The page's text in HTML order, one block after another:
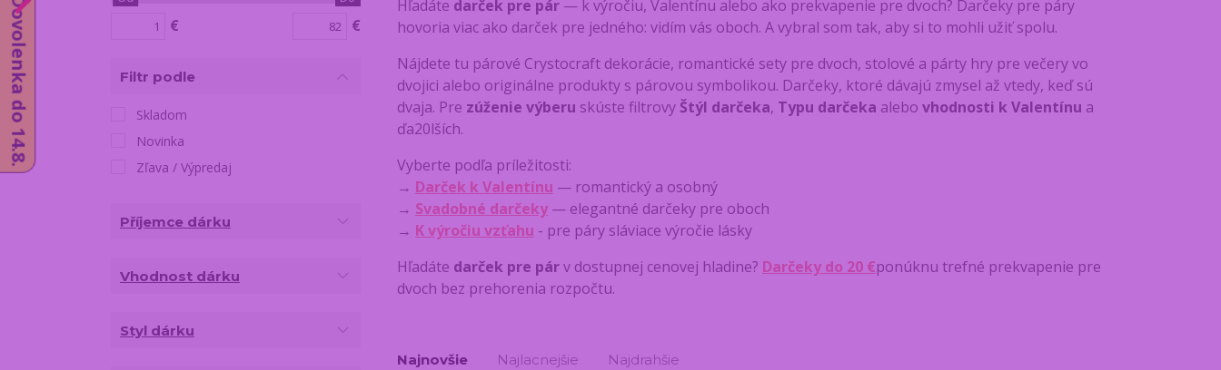
Hľadáte darček pre pár— k výročiu, Valentínu alebo ako prekvapenie pre dvoch? Darčeky pre páry
hovoria viac ako darček pre jedného: vidím vás oboch. A vybral som tak, aby si to mohli užiť spolu.
Nájdete tu párové Crystocraft dekorácie, romantické sety pre dvoch, stolové a párty hry pre večery vo
dvojici alebo originálne produkty s párovou symbolikou. Darčeky, ktoré dávajú zmysel až vtedy, keď sú
dvaja. Pre zúženie výberu skúste filtrovy Štýl darčeka, Typu darčeka alebo vhodnosti k Valentínu a
ďa20lších.
Vyberte podľa príležitosti:
→ Darček k Valentínu — romantický a osobný
→ Svadobné darčeky— elegantné darčeky pre oboch
→ K výročiu vzťahu - pre páry sláviace výročie lásky
Hľadáte darček pre párv dostupnej cenovej hladine? Darčeky do 20 €ponúknu trefné prekvapenie pre
dvoch bez prehorenia rozpočtu.
Najnovšie Najlacnejšie Najdrahšie
€ €
Filtr podle
Skladom
Novinka
Zľava / Výpredaj
Příjemce dárku
Vhodnost dárku
Styl dárku
Dovolenka do 14.8.